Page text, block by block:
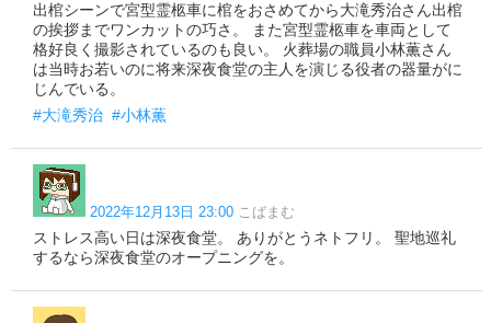
出棺シーンで宮型霊柩車に棺をおさめてから大滝秀治さん出棺
の挨拶までワンカットの巧さ。 また宮型霊柩車を車両として
格好良く撮影されているのも良い。 火葬場の職員小林薫さん
は当時お若いのに将来深夜食堂の主人を演じる役者の器量がに
じんでいる。
#大滝秀治 #小林薫
2022年12月13日 23:00 こばまむ
ストレス高い日は深夜食堂。 ありがとうネトフリ。 聖地巡礼
するなら深夜食堂のオープニングを。